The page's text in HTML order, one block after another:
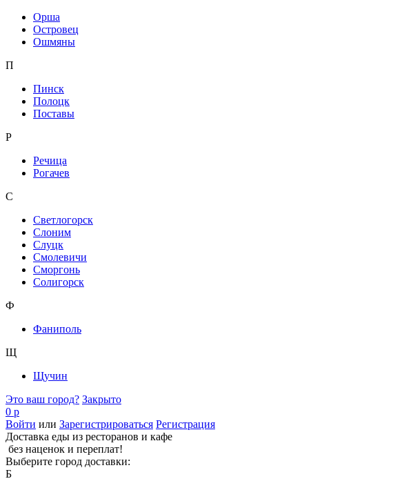
Орша
Островец
Ошмяны
П
Пинск
Полоцк
Поставы
Р
Речица
Рогачев
С
Светлогорск
Слоним
Слуцк
Смолевичи
Сморгонь
Солигорск
Ф
Фаниполь
Щ
Щучин
Это ваш город? Закрыто
0 р
Войти или Зарегистрироваться Регистрация
Доставка еды из ресторанов и кафе
без наценок и переплат!
Выберите город доставки:
Б